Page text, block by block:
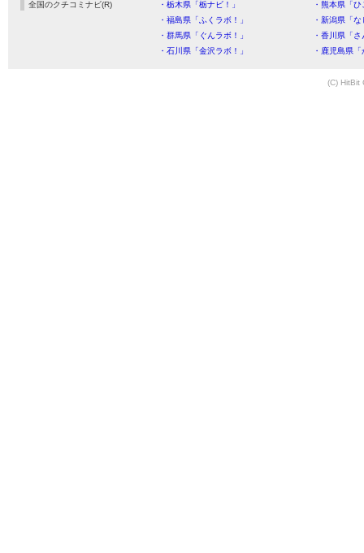
全国のクチコミナビ(R) ・栃木県「栃ナビ！」
・熊本県「
・福島県「ふくラボ！」
・新潟県「
・群馬県「ぐんラボ！」
・香川県「
・石川県「金沢ラボ！」
・鹿児島県
(C) HitBit